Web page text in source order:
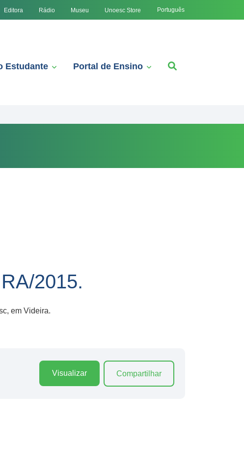
Editora Rádio Museu Unoesc Store Português
Estudante Portal de Ensino
2015.
em Videira.
Visualizar Compartilhar